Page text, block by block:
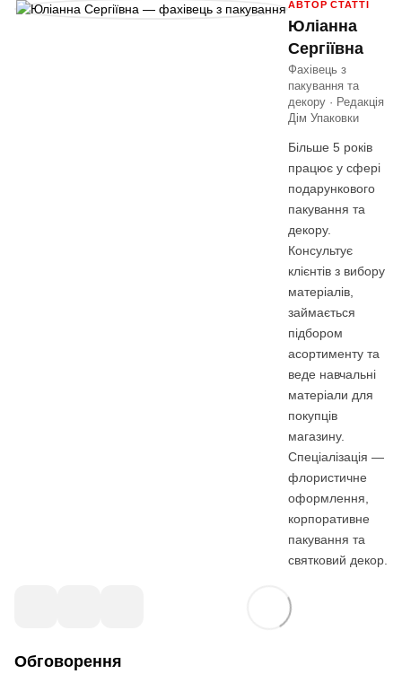
АВТОР СТАТТІ
Юліанна
Сергіївна
Фахівець з
пакування та
декору · Редакція
Дім Упаковки
Більше 5 років
працює у сфері
подарункового
пакування та
декору.
Консультує
клієнтів з вибору
матеріалів,
займається
підбором
асортименту та
веде навчальні
матеріали для
покупців
магазину.
Спеціалізація —
флористичне
оформлення,
корпоративне
пакування та
святковий декор.
Обговорення